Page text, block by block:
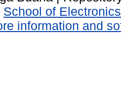
School of
information and